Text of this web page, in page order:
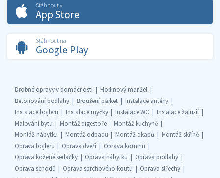
Stáhnout v
App Store
Stáhnout na
Google Play
Drobné opravy v domácnosti
Hodinový manžel
Betonování podlahy
Broušení parket
Instalace antény
Instalace bojleru
Instalace myčky Instalace WC
Instalace žaluzií
Malování bytu
Montáž digestoře
Montáž kuchyně
Montáž nábytku
Montáž odpadu Montáž okapů
Montáž skříně
Oprava bojleru
Oprava dveří
Oprava komínu
Oprava kožené sedačky
Oprava nábytku
Oprava podlahy
Oprava schodů
Oprava sprchového koutu
Oprava střechy